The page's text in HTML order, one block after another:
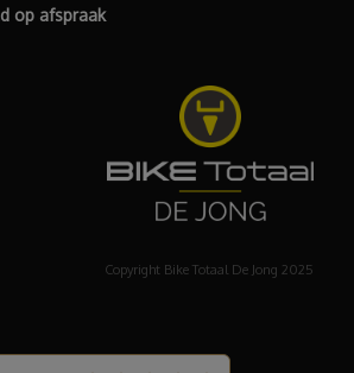
op afspraak
Copyright Bike Totaal De Jong 2025